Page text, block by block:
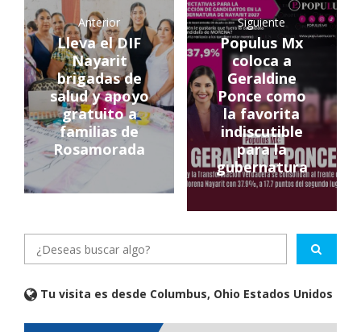
Anterior
Lleva el DIF
Nayarit
brigadas de
salud y apoyo
gratuito a
familias de
Rosamorada
Siguiente
Populus Mx
coloca a
Geraldine
Ponce como
la favorita
indiscutible
para la
gubernatura
Tu visita es desde Columbus, Ohio Estados Unidos